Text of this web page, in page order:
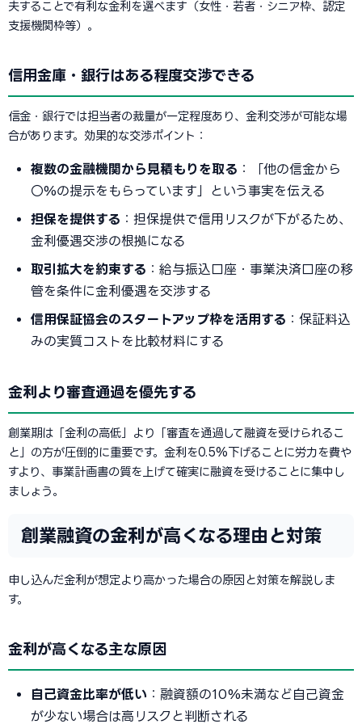
夫することで有利な金利を選べます（女性・若者・シニア枠、認定
支援機関枠等）。
信用金庫・銀行はある程度交渉できる
信金・銀行では担当者の裁量が一定程度あり、金利交渉が可能な場
合があります。効果的な交渉ポイント：
複数の金融機関から見積もりを取る ：「他の信金から
〇%の提示をもらっています」という事実を伝える
担保を提供する ：担保提供で信用リスクが下がるため、
金利優遇交渉の根拠になる
取引拡大を約束する ：給与振込口座・事業決済口座の移
管を条件に金利優遇を交渉する
信用保証協会のスタートアップ枠を活用する ：保証料込
みの実質コストを比較材料にする
金利より審査通過を優先する
創業期は「金利の高低」より「審査を通過して融資を受けられるこ
と」の方が圧倒的に重要です。金利を0.5%下げることに労力を費や
すより、事業計画書の質を上げて確実に融資を受けることに集中し
ましょう。
創業融資の金利が高くなる理由と対策
申し込んだ金利が想定より高かった場合の原因と対策を解説しま
す。
金利が高くなる主な原因
自己資金比率が低い ：融資額の10%未満など自己資金
が少ない場合は高リスクと判断される